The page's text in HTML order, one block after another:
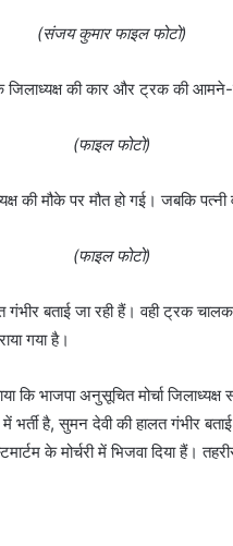
(संजय कुमार फाइल फोटो)
के जिलाध्यक्ष की कार और ट्रक की
(फाइल फोटो)
की मौके पर मौत हो गई। जबकि
(फाइल फोटो)
गंभीर बताई जा रही हैं। वही ट्रक
गया है।
कि भाजपा अनुसूचित मोर्चा
भर्ती है, सुमन देवी की हालत गंभीर
के मोर्चरी में भिजवा दिया हैं।